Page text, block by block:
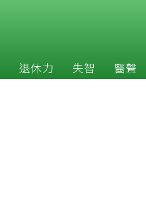
退休力 失智 醫聲